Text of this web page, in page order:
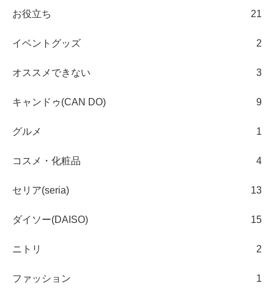
お役立ち 21
イベントグッズ 2
オススメできない 3
キャンドゥ(CAN DO) 9
グルメ 1
コスメ・化粧品 4
セリア(seria) 13
ダイソー(DAISO) 15
ニトリ 2
ファッション 1